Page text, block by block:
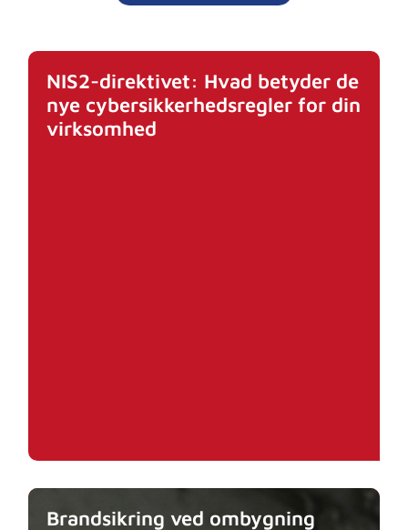
NIS2-direktivet: Hvad betyder de
nye cybersikkerhedsregler for din
virksomhed
Brandsikring ved ombygning